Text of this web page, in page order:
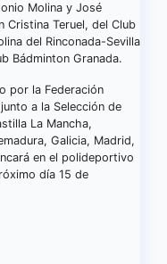
Molina y José
Cristina Teruel, del Club
del Rinconada-Sevilla
Bádminton Granada.
por la Federación
a la Selección de
La Mancha,
Galicia, Madrid,
en el polideportivo
día 15 de